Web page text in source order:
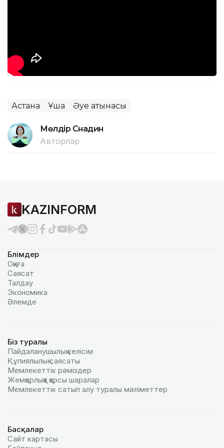
Астана Ұшақ Әуе қатынасы
Мөлдір Снадин
Авторлар
KAZINFORM
Бөлімдер
Оқиға
Саясат
Талдау
Экономика
Әлемде
Біз туралы
Пайдаланушылық келiciм
Құпиялылық саясаты
Мемлекеттік рәміздер
Жемқорлыққа қарсы шаралар
Мемлекеттік сатып алу туралы мәлiметтер
Басқалар
Сайт картасы